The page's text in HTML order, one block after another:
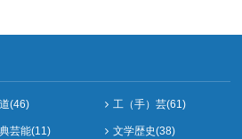
(46) 工（手）芸(61)
芸能(11) 文学歴史(38)